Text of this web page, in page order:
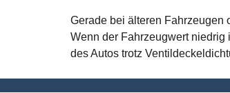
Gerade bei älteren Fahrzeugen
Wenn der Fahrzeugwert niedrig
des Autos trotz